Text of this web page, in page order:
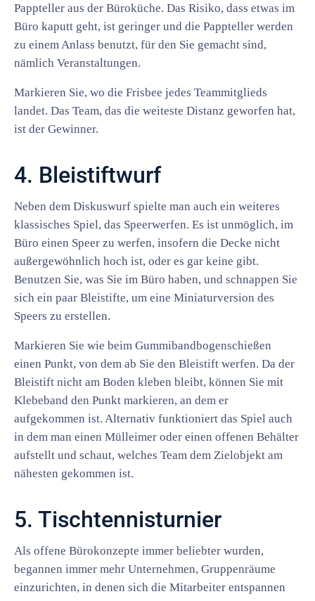
Pappteller aus der Büroküche. Das Risiko, dass etwas im
Büro kaputt geht, ist geringer und die Pappteller werden
zu einem Anlass benutzt, für den Sie gemacht sind,
nämlich Veranstaltungen.
Markieren Sie, wo die Frisbee jedes Teammitglieds
landet. Das Team, das die weiteste Distanz geworfen hat,
ist der Gewinner.
4. Bleistiftwurf
Neben dem Diskuswurf spielte man auch ein weiteres
klassisches Spiel, das Speerwerfen. Es ist unmöglich, im
Büro einen Speer zu werfen, insofern die Decke nicht
außergewöhnlich hoch ist, oder es gar keine gibt.
Benutzen Sie, was Sie im Büro haben, und schnappen Sie
sich ein paar Bleistifte, um eine Miniaturversion des
Speers zu erstellen.
Markieren Sie wie beim Gummibandbogenschießen
einen Punkt, von dem ab Sie den Bleistift werfen. Da der
Bleistift nicht am Boden kleben bleibt, können Sie mit
Klebeband den Punkt markieren, an dem er
aufgekommen ist. Alternativ funktioniert das Spiel auch
in dem man einen Mülleimer oder einen offenen Behälter
aufstellt und schaut, welches Team dem Zielobjekt am
nähesten gekommen ist.
5. Tischtennisturnier
Als offene Bürokonzepte immer beliebter wurden,
begannen immer mehr Unternehmen, Gruppenräume
einzurichten, in denen sich die Mitarbeiter entspannen